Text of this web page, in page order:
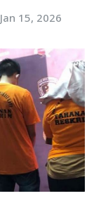
Jan 15, 2026